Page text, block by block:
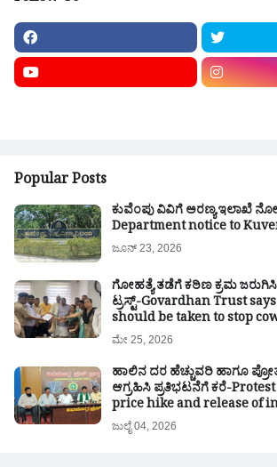
Popular Posts
ಕುವೆಂಪು ವಿವಿಗೆ ಅರಣ್ಯ ಇಲಾಖೆ
Department notice to
ಜೂನ್ 23, 2026
ಗೋಹತ್ಯೆ ತಡೆಗೆ ಕಠಿಣ ಕ್ರಮ
ಟ್ರಸ್ಟ್-Govardhan Trust
should be taken to stop
ಮೇ 25, 2026
ಹಾಲಿನ ದರ ಹೆಚ್ಚುವರಿ ಹಾಗೂ
ಆಗ್ರಹಿಸಿ ಪ್ರತಿಭಟನೆಗೆ ಕರೆ-
price hike and release of
ಜುಲೈ 04, 2026